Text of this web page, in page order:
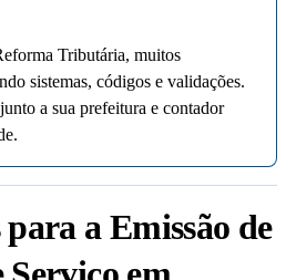
Tributária, muitos
sistemas, códigos e validações.
a sua prefeitura e contador
a Emissão de